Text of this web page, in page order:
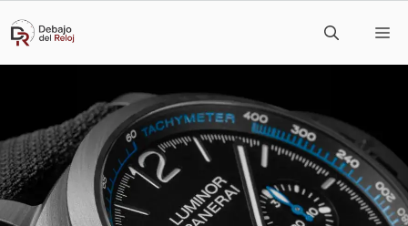
contenido